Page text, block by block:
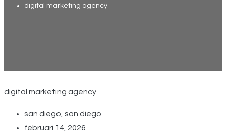
digital marketing agency
digital marketing agency
san diego, san diego
februari 14, 2026